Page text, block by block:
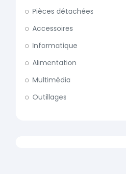
Pièces détachées
Accessoires
Informatique
Alimentation
Multimédia
Outillages